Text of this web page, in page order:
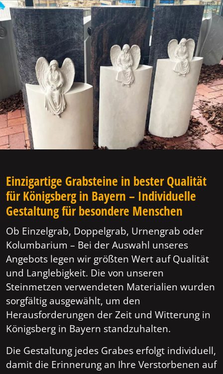
Einzigartige Grabsteine in bester Qualität
für Königsberg in Bayern – Individuelle
Gestaltung für besondere Menschen
Ob Einzelgrab, Doppelgrab, Urnengrab oder
Kolumbarium – Bei der Auswahl unseres
Angebots legen wir größten Wert auf Qualität
und Langlebigkeit. Die von unseren
Steinmetzen verwendeten Materialien wurden
sorgfältig ausgewählt, um den
Herausforderungen der Zeit und Witterung in
Königsberg in Bayern standzuhalten.
Die Gestaltung jedes Grabes erfolgt individuell,
damit die Erinnerung an Ihre Verstorbenen auf